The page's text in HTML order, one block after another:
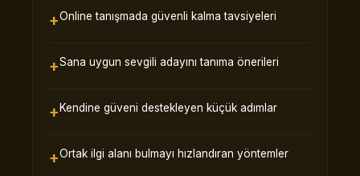
Online tanışmada güvenli kalma tavsiyeleri
Sana uygun sevgili adayını tanıma önerileri
Kendine güveni destekleyen küçük adımlar
Ortak ilgi alanı bulmayı hızlandıran yöntemler